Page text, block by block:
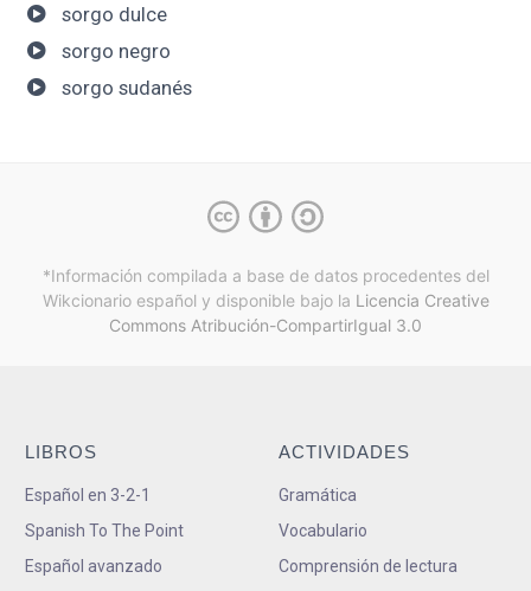
sorgo dulce
sorgo negro
sorgo sudanés
*Información compilada a base de datos procedentes del
Wikcionario español y disponible bajo la Licencia Creative
Commons Atribución-CompartirIgual 3.0
LIBROS
Español en 3-2-1
Spanish To The Point
Español avanzado
ACTIVIDADES
Gramática
Vocabulario
Comprensión de lectura